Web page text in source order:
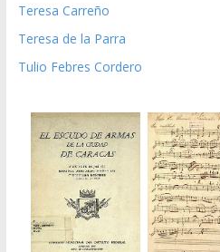
Teresa Carreño
Teresa de la Parra
Tulio Febres Cordero